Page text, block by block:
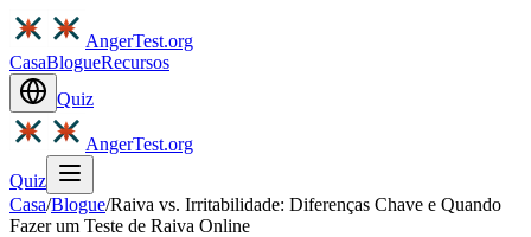
AngerTest.org
CasaBlogueRecursos
Quiz
AngerTest.org
Quiz
Casa/Blogue/Raiva vs. Irritabilidade: Diferenças Chave e Quando
Fazer um Teste de Raiva Online